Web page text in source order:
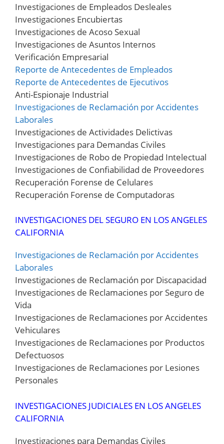
Investigaciones de Empleados Desleales
Investigaciones Encubiertas
Investigaciones de Acoso Sexual
Investigaciones de Asuntos Internos
Verificación Empresarial
Reporte de Antecedentes de Empleados
Reporte de Antecedentes de Ejecutivos
Anti-Espionaje Industrial
Investigaciones de Reclamación por Accidentes
Laborales
Investigaciones de Actividades Delictivas
Investigaciones para Demandas Civiles
Investigaciones de Robo de Propiedad Intelectual
Investigaciones de Confiabilidad de Proveedores
Recuperación Forense de Celulares
Recuperación Forense de Computadoras
INVESTIGACIONES DEL SEGURO EN LOS ANGELES
CALIFORNIA
Investigaciones de Reclamación por Accidentes
Laborales
Investigaciones de Reclamación por Discapacidad
Investigaciones de Reclamaciones por Seguro de
Vida
Investigaciones de Reclamaciones por Accidentes
Vehiculares
Investigaciones de Reclamaciones por Productos
Defectuosos
Investigaciones de Reclamaciones por Lesiones
Personales
INVESTIGACIONES JUDICIALES EN LOS ANGELES
CALIFORNIA
Investigaciones para Demandas Civiles